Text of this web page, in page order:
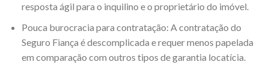
resposta ágil para o inquilino e o proprietário do imóvel.
Pouca burocracia para contratação: A contratação do
Seguro Fiança é descomplicada e requer menos papelada
em comparação com outros tipos de garantia locatícia.